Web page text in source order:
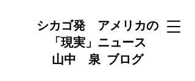
シカゴ発 アメリカの
「現実」ニュース
山中 泉 ブログ